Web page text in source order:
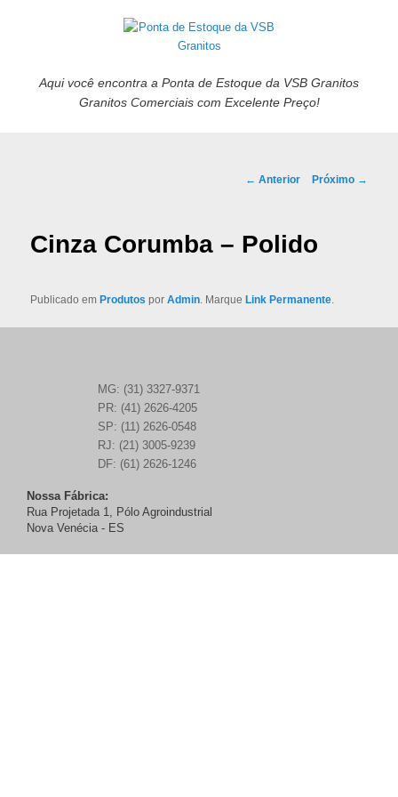
Aqui você encontra a Ponta de Estoque da VSB Granitos
Granitos Comerciais com Excelente Preço!
Navegação de posts
← Anterior Próximo →
Cinza Corumba – Polido
Publicado em Produtos porAdmin. Marque Link Permanente.
MG: (31) 3327-9371
PR: (41) 2626-4205
SP: (11) 2626-0548
RJ: (21) 3005-9239
DF: (61) 2626-1246
Nossa Fábrica:
Rua Projetada 1, Pólo Agroindustrial
Nova Venécia - ES